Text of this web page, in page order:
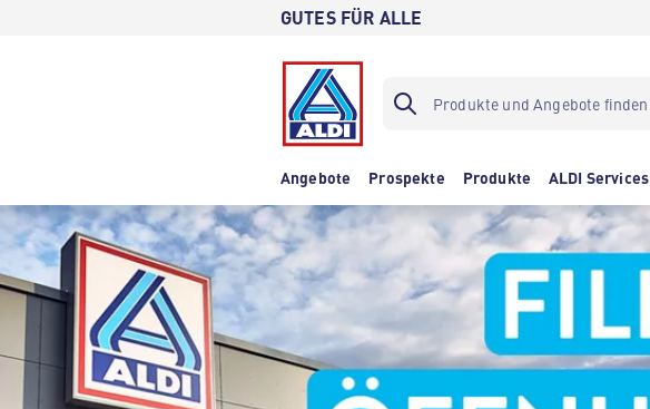
GUTES FÜR ALLE
Angebote Prospekte Produkte ALDI Services